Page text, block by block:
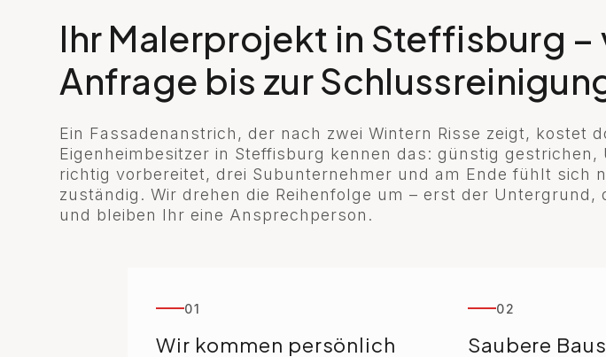
Ihr Malerprojekt in Steffisburg –
Anfrage bis zur
Ein Fassadenanstrich, der nach zwei Wintern Risse zeigt, kostet
Eigenheimbesitzer in Steffisburg kennen das: günstig gestrichen,
richtig vorbereitet, drei Subunternehmer und am Ende fühlt sich
zuständig. Wir drehen die Reihenfolge um – erst der Untergrund,
und bleiben Ihr eine Ansprechperson.
01
Wir kommen persönlich
02
Saubere